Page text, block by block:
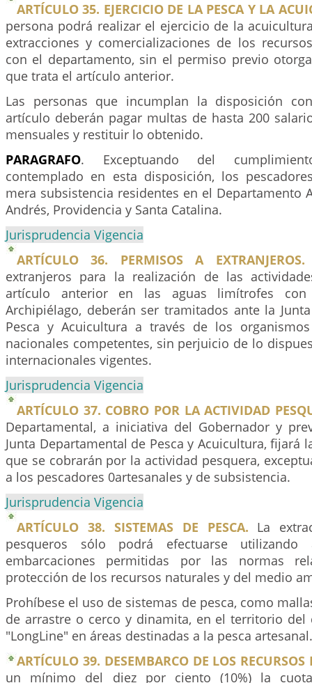
ARTÍCULO 35. EJERCICIO DE LA PESCA Y LA
persona podrá realizar el ejercicio de la
extracciones y comercializaciones de los
con el departamento, sin el permiso previo
que trata el artículo anterior.
Las personas que incumplan la disposición
artículo deberán pagar multas de hasta 200
mensuales y restituir lo obtenido.
PARAGRAFO. Exceptuando del
contemplado en esta disposición, los
mera subsistencia residentes en el Departamento
Andrés, Providencia y Santa Catalina.
Jurisprudencia Vigencia
ARTÍCULO 36. PERMISOS A EXTRANJEROS.
extranjeros para la realización de las
artículo anterior en las aguas limítrofes con
Archipiélago, deberán ser tramitados ante la
Pesca y Acuicultura a través de los
nacionales competentes, sin perjuicio de lo
internacionales vigentes.
Jurisprudencia Vigencia
ARTÍCULO 37. COBRO POR LA ACTIVIDAD
Departamental, a iniciativa del Gobernador y
Junta Departamental de Pesca y Acuicultura, fijará
que se cobrarán por la actividad pesquera,
a los pescadores 0artesanales y de subsistencia.
Jurisprudencia Vigencia
ARTÍCULO 38. SISTEMAS DE PESCA. La
pesqueros sólo podrá efectuarse utilizando
embarcaciones permitidas por las normas
protección de los recursos naturales y del medio
Prohíbese el uso de sistemas de pesca, como
de arrastre o cerco y dinamita, en el territorio del
"LongLine" en áreas destinadas a la pesca artesanal.
ARTÍCULO 39. DESEMBARCO DE LOS RECURSOS
un mínimo del diez por ciento (10%) la